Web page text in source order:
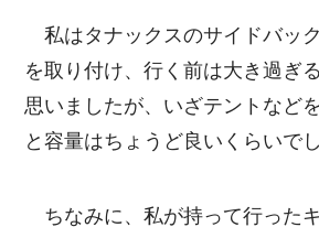
私はタナックスのサイドバッ
を取り付け、行く前は大き過ぎ
思いましたが、いざテントなど
と容量はちょうど良いくらいでし
ちなみに、私が持って行った